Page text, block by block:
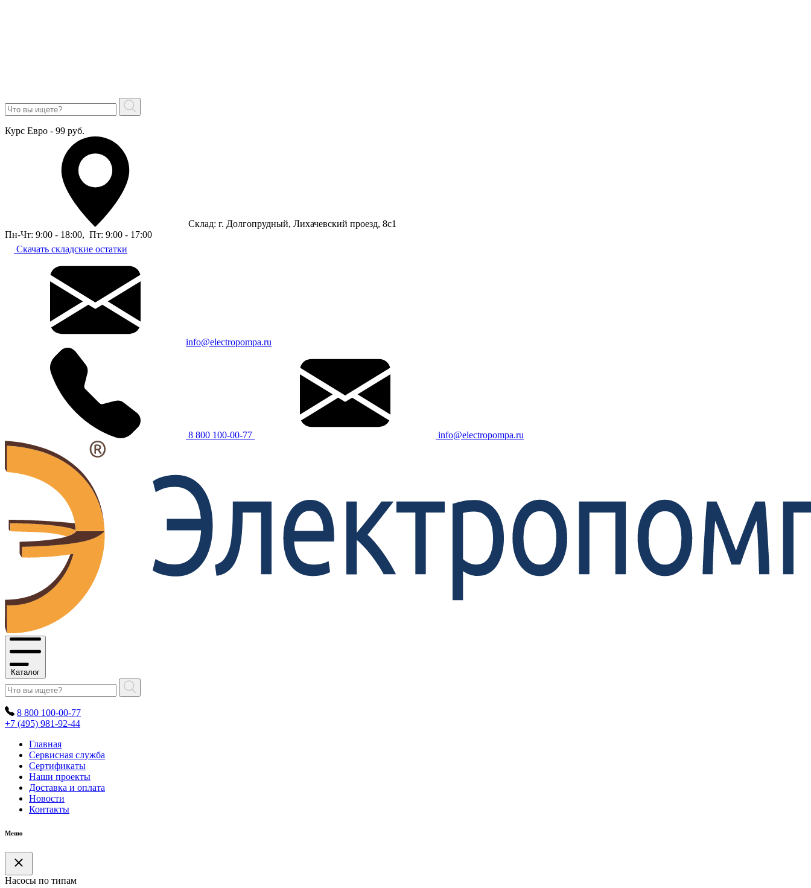
Курс Евро - 99 руб.
Склад: г. Долгопрудный, Лихачевский проезд, 8c1
Пн-Чт: 9:00 - 18:00, Пт: 9:00 - 17:00
Скачать складские остатки
info@electropompa.ru
8 800 100-00-77 info@electropompa.ru
Каталог
8 800 100-00-77
+7 (495) 981-92-44
Главная
Сервисная служба
Сертификаты
Наши проекты
Доставка и оплата
Новости
Контакты
Меню
Насосы по типам